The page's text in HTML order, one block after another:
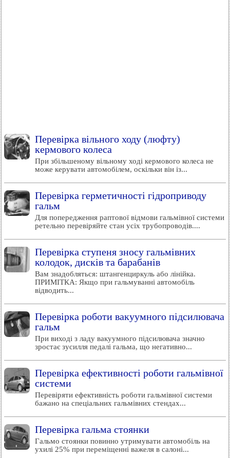
Перевірка вільного ходу (люфту)
кермового колеса
При збільшеному вільному ході кермового колеса не
може керувати автомобілем, оскільки він із...
Перевірка герметичності гідроприводу
гальм
Для попередження раптової відмови гальмівної системи
ретельно перевіряйте стан усіх трубопроводів....
Перевірка ступеня зносу гальмівних
колодок, дисків та барабанів
Вам знадобляться: штангенциркуль або лінійка.
ПРИМІТКА: Якщо при гальмуванні автомобіль
відводить...
Перевірка роботи вакуумного підсилювача
гальм
При виході з ладу вакуумного підсилювача значно
зростає зусилля педалі гальма, що негативно...
Перевірка ефективності роботи гальмівної
системи
Перевіряти ефективність роботи гальмівної системи
бажано на спеціальних гальмівних стендах...
Перевірка гальма стоянки
Гальмо стоянки повинно утримувати автомобіль на
ухилі 25% при переміщенні важеля в салоні...